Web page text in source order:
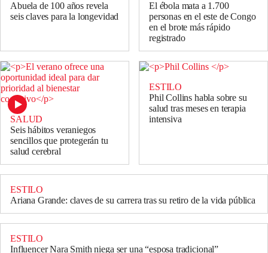
Abuela de 100 años revela
seis claves para la longevidad
El ébola mata a 1.700
personas en el este de Congo
en el brote más rápido
registrado
SALUD
Seis hábitos veraniegos
sencillos que protegerán tu
salud cerebral
ESTILO
Phil Collins habla sobre su
salud tras meses en terapia
intensiva
ESTILO
Ariana Grande: claves de su carrera tras su retiro de la vida pública
ESTILO
Influencer Nara Smith niega ser una “esposa tradicional”